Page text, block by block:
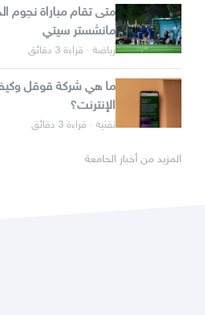
متى تقام مباراة نجوم
مانشستر سيتي
رياضة · قراءة 3 دقائق
ما هي شركة قوقل
الإنترنت؟
تقنية · قراءة 3 دقائق
المزيد من أخبار الجامعة